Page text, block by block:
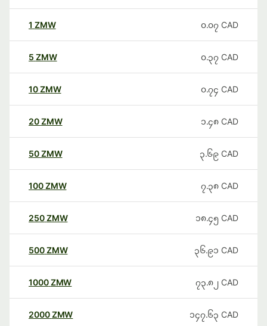
1 ZMW ၀.၀၇ CAD
5 ZMW ၀.၃၇ CAD
10ZMW ၀.၇၄ CAD
20ZMW ၁.၄၈ CAD
50ZMW ၃.၆၉ CAD
100ZMW ၇.၃၈ CAD
250ZMW ၁၈.၄၅ CAD
500ZMW ၃၆.၉၁ CAD
1000ZMW ၇၃.၈၂ CAD
2000ZMW ၁၄၇.၆၃ CAD